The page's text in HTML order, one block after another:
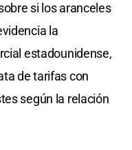
si los aranceles
la
estadounidense,
de tarifas con
según la relación